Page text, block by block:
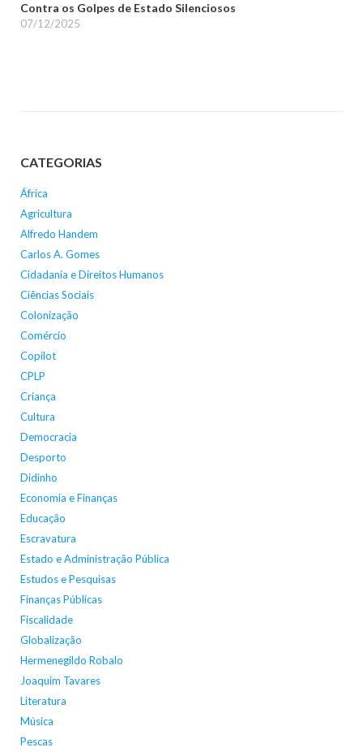
Contra os Golpes de Estado Silenciosos
07/12/2025
CATEGORIAS
África
Agricultura
Alfredo Handem
Carlos A. Gomes
Cidadania e Direitos Humanos
Ciências Sociais
Colonização
Comércio
Copilot
CPLP
Criança
Cultura
Democracia
Desporto
Didinho
Economia e Finanças
Educação
Escravatura
Estado e Administração Pública
Estudos e Pesquisas
Finanças Públicas
Fiscalidade
Globalização
Hermenegildo Robalo
Joaquim Tavares
Literatura
Música
Pescas